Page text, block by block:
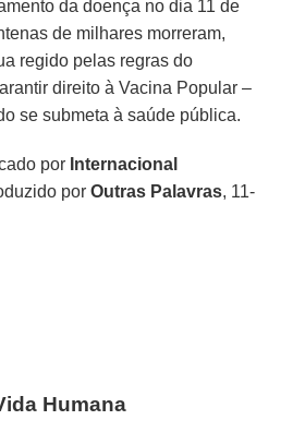
da doença no dia 11 de
de milhares morreram,
regido pelas regras do
direito à Vacina Popular –
se submeta à saúde pública.
por Internacional
porOutras Palavras, 11-
Humana